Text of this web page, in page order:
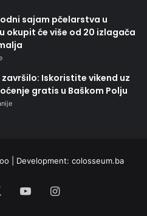
sajam pčelarstva u
okupit će više od 20 izlagača
završilo: Iskoristite vikend uz
gratis u Baškom Polju
| Development: colosseum.ba
YouTubeInstagram